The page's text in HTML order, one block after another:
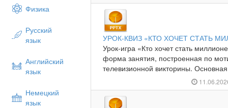
Физика
Русский
язык
Английский
язык
Немецкий
язык
УРОК-КВИЗ «КТО ХОЧЕТ СТАТЬ
Урок-игра «Кто хочет стать
форма занятия, построенная по
телевизионной викторины.